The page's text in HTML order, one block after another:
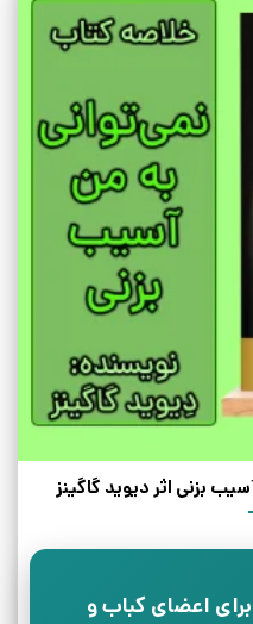
بزنی اثر دیوید گاگینز
اعضای کباب و